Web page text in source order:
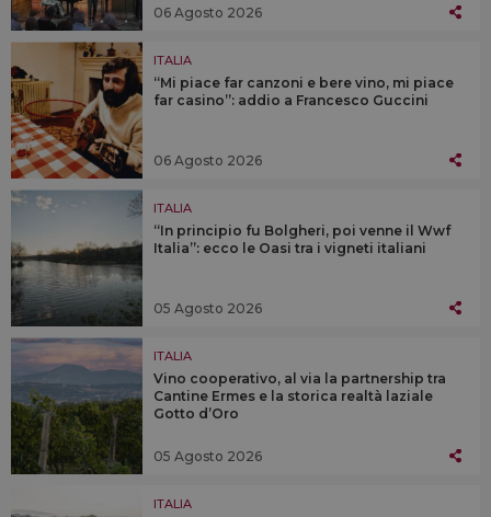
06 Agosto 2026
ITALIA
“Mi piace far canzoni e bere vino, mi piace
far casino”: addio a Francesco Guccini
06 Agosto 2026
ITALIA
“In principio fu Bolgheri, poi venne il Wwf
Italia”: ecco le Oasi tra i vigneti italiani
05 Agosto 2026
ITALIA
Vino cooperativo, al via la partnership tra
Cantine Ermes e la storica realtà laziale
Gotto d’Oro
05 Agosto 2026
ITALIA